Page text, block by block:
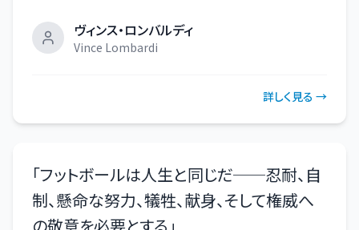
ヴィンス・ロンバルディ
Vince Lombardi
詳しく見る →
「フットボールは人生と同じだ──忍耐、自
制、懸命な努力、犠牲、献身、そして権威へ